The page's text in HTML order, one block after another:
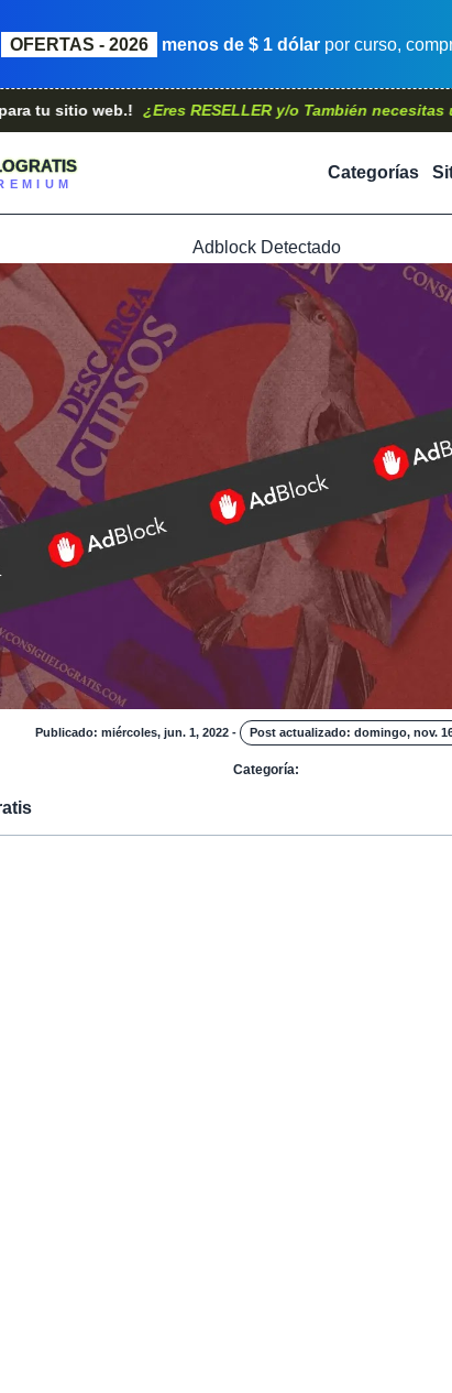
OFERTAS - 2026 menos de $ 1 dólar por curso,
web.! ¿Eres RESELLER y/o También necesitas un sitio
Categorías
Adblock Detectado
Publicado: miércoles, jun. 1, 2022 - Post actualizado: domingo, nov.
Categoría: